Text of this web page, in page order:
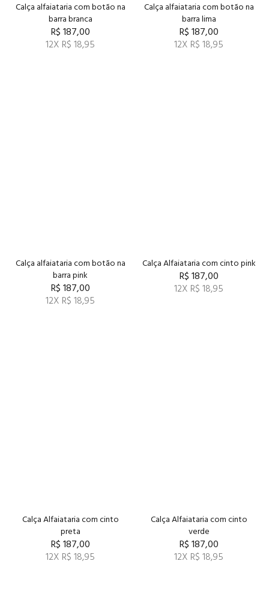
Calça alfaiataria com botão na
barra branca
R$ 187,00
12X R$ 18,95
Calça alfaiataria com botão na
barra lima
R$ 187,00
12X R$ 18,95
Calça alfaiataria com botão na
barra pink
R$ 187,00
12X R$ 18,95
Calça Alfaiataria com cinto pink
R$ 187,00
12X R$ 18,95
Calça Alfaiataria com cinto
preta
R$ 187,00
12X R$ 18,95
Calça Alfaiataria com cinto
verde
R$ 187,00
12X R$ 18,95